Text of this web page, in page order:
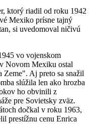
ktorý riadil od roku 1942
Mexiko prísne tajný
si uvedomoval ničivú
vo vojenskom
Novom Mexiku ostal
Zeme". Aj preto sa snažil
slúžila len ako hrozba
ho obvinili z
pre Sovietsky zväz.
dočkal v roku 1963,
prestížnu cenu Enrica